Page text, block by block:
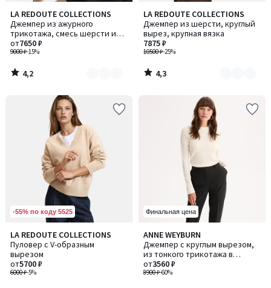
LA REDOUTE COLLECTIONS
Джемпер из ажурного
трикотажа, смесь шерсти и
альпаки
9000 ₽-15%
от7650 ₽
4,2
/ 5
Количество
цветов:
2
4,2
/
LA REDOUTE COLLECTIONS
Джемпер из шерсти, круглый
вырез, крупная вязка
10500 ₽-25%
7875 ₽
4,3
/ 5
Количество
цветов:
2
4,3
/
-55% по коду 5525
LA REDOUTE COLLECTIONS
Пуловер с V-образным
вырезом
6000 ₽-5%
от5700 ₽
4,1
/ 5
Количество
цветов:
2
Финальная цена
ANNE WEYBURN
Джемпер с круглым вырезом,
из тонкого трикотажа в
рубчик, из смесовой шерсти
8900 ₽-60%
от3560 ₽
4,7
/ 5
Количество
цветов:
2